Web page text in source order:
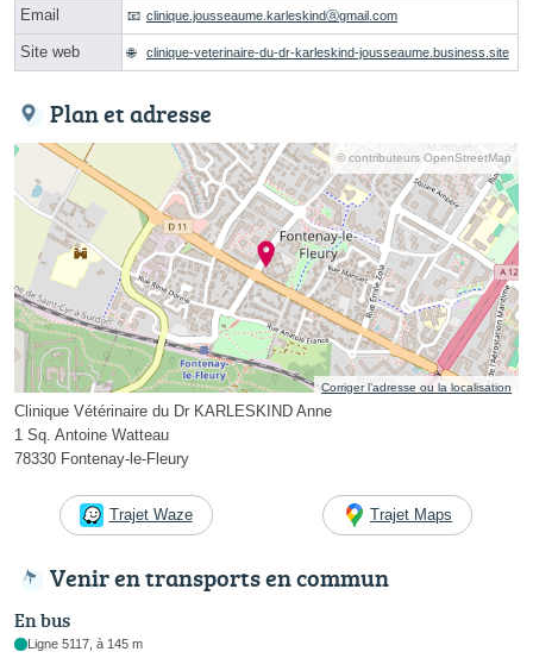
Email clinique.jousseaume.karleskindⓐgmail.com
Site web clinique-veterinaire-du-dr-karleskind-jousseaume.business.site
Plan et adresse
© contributeurs OpenStreetMap
Corriger l’adresse ou la localisation
Clinique Vétérinaire du Dr KARLESKIND Anne
1 Sq. Antoine Watteau
78330 Fontenay-le-Fleury
Trajet Waze Trajet Maps
Venir en transports en commun
En bus
Ligne 5117, à 145 m